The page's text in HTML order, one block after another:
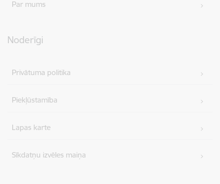
Par mums
Noderīgi
Privātuma politika
Piekļūstamība
Lapas karte
Sīkdatņu izvēles maiņa